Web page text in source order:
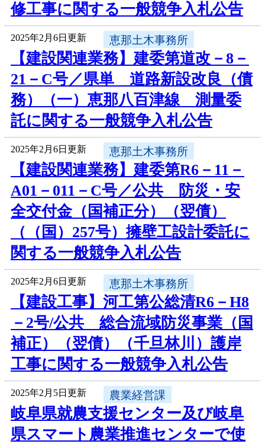
修工事に関する一般競争入札公告
2025年2月6日更新 恵那土木事務所
【建設関連業務】建委第道改－8－
21－C号／県単 道路新設改良（債
務）（一）恵那八百津線 測量委
託に関する一般競争入札公告
2025年2月6日更新 恵那土木事務所
【建設関連業務】建委第R6－11－
A01－011－C号／公共 防災・安
全交付金（国補正分）（翌債）
（（国）257号）擁壁工設計委託に
関する一般競争入札公告
2025年2月6日更新 恵那土木事務所
【建設工事】河工第公総清R6－H8
－2号/公共 総合流域防災事業（国
補正）（翌債）（千旦林川）護岸
工事に関する一般競争入札公告
2025年2月5日更新 農業経営課
岐阜県就農支援センター及び岐阜
県スマート農業推進センターで使